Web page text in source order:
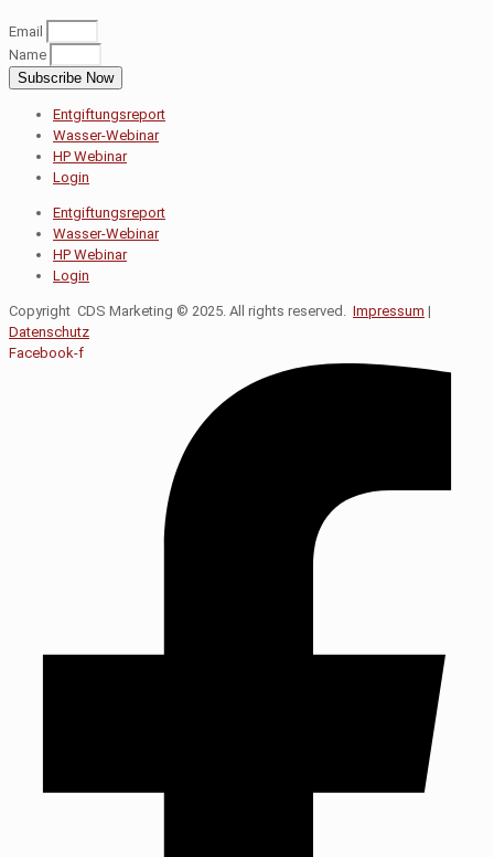
Email
Name
Subscribe Now
Entgiftungsreport
Wasser-Webinar
HP Webinar
Login
Entgiftungsreport
Wasser-Webinar
HP Webinar
Login
Copyright CDS Marketing © 2025. All rights reserved. Impressum |
Datenschutz
Facebook-f